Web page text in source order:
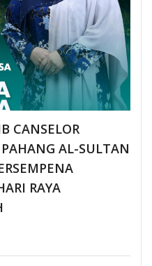
CANSELOR
AL-SULTAN
RAYA